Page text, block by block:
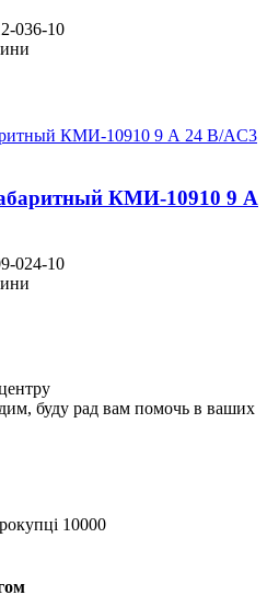
036-10
КМИ-10910 9 А
024-10
буду рад вам помочь в ваших
10000